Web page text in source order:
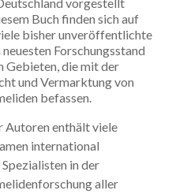
Buch finden sich auf
bisher unveröffentlichte
Forschungsstand
Gebieten, die mit der
und Vermarktung von
befassen.
Autoren enthält viele
international
in der
aller